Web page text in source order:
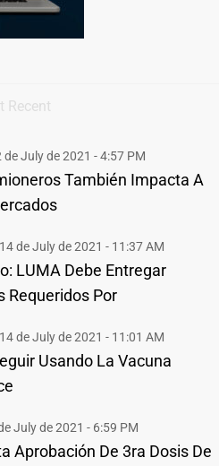
Recent
de July de 2021 - 4:57 PM
También Impacta A
de July de 2021 - 11:37 AM
LUMA Debe Entregar
Requeridos Por
de July de 2021 - 11:01 AM
Usando La Vacuna
July de 2021 - 6:59 PM
Aprobación De 3ra Dosis De